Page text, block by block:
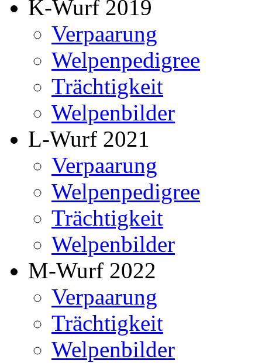
K-Wurf 2019
Verpaarung
Welpenpedigree
Trächtigkeit
Welpenbilder
L-Wurf 2021
Verpaarung
Welpenpedigree
Trächtigkeit
Welpenbilder
M-Wurf 2022
Verpaarung
Trächtigkeit
Welpenbilder